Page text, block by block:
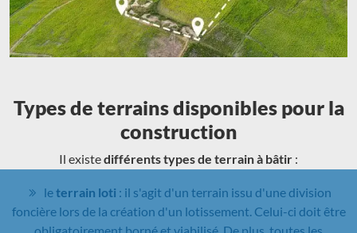
Types de terrains disponibles pour la
construction
Il existedifférents types de terrain à bâtir :
leterrain loti : il s'agit d'un terrain issu d'une division
foncière lors de la création d'un lotissement. Celui-ci doit être
obligatoirement borné et viabilisé. De plus, toutes les